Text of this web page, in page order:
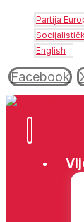
Partija
English
Facebook